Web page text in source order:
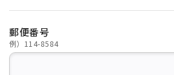
郵便番号
例）114-8584